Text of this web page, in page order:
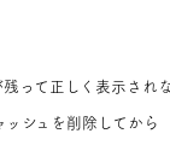
って正しく表示され
シュを削除してから